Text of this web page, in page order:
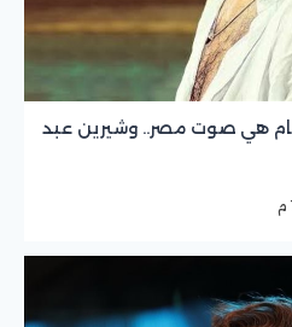
هي صوت مصر.. وشيرين عبد